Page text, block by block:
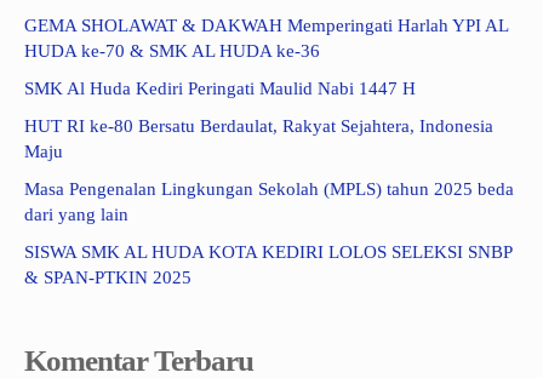
GEMA SHOLAWAT & DAKWAH Memperingati Harlah YPI AL
HUDA ke-70 & SMK AL HUDA ke-36
SMK Al Huda Kediri Peringati Maulid Nabi 1447 H
HUT RI ke-80 Bersatu Berdaulat, Rakyat Sejahtera, Indonesia
Maju
Masa Pengenalan Lingkungan Sekolah (MPLS) tahun 2025 beda
dari yang lain
SISWA SMK AL HUDA KOTA KEDIRI LOLOS SELEKSI SNBP
& SPAN-PTKIN 2025
Komentar Terbaru